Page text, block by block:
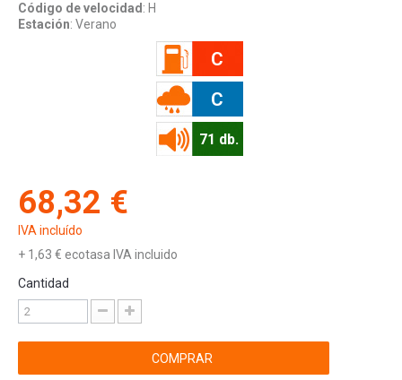
Código de velocidad : H
Estación: Verano
C
C
71 db.
68,32 €
IVA incluído
+ 1,63 € ecotasa IVA incluido
Cantidad
COMPRAR